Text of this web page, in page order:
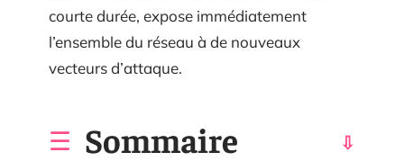
courte durée, expose immédiatement
l’ensemble du réseau à de nouveaux
vecteurs d’attaque.
Sommaire